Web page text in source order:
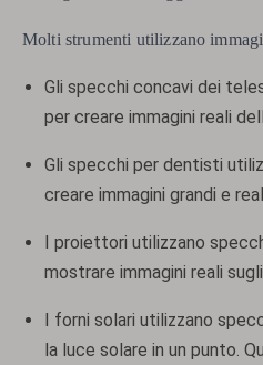
Molti strumenti utilizzano
Gli specchi concavi dei
per creare immagini reali
Gli specchi per dentisti
creare immagini grandi e
I proiettori utilizzano
mostrare immagini reali
I forni solari utilizzano
la luce solare in un punto.